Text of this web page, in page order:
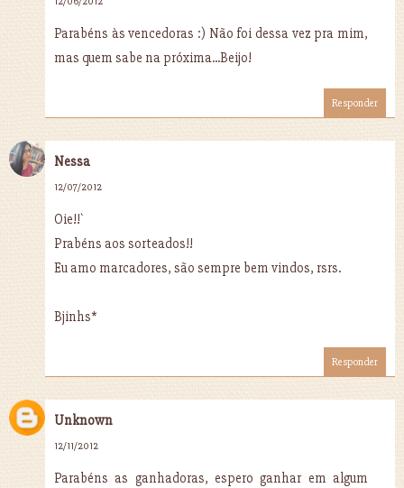
Parabéns às vencedoras :) Não foi dessa vez pra mim,
mas quem sabe na próxima...Beijo!
Responder
Nessa
12/07/2012
Oie!!`
Prabéns aos sorteados!!
Eu amo marcadores, são sempre bem vindos, rsrs.
Bjinhs*
Responder
Unknown
12/11/2012
Parabéns as ganhadoras, espero ganhar em algum